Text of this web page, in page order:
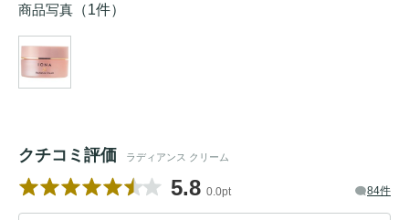
商品写真 （1件）
クチコミ評価 ラディアンス クリーム
5.8 0.0pt 84件